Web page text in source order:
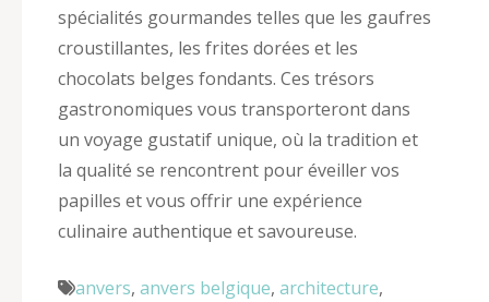
spécialités gourmandes telles que les gaufres
croustillantes, les frites dorées et les
chocolats belges fondants. Ces trésors
gastronomiques vous transporteront dans
un voyage gustatif unique, où la tradition et
la qualité se rencontrent pour éveiller vos
papilles et vous offrir une expérience
culinaire authentique et savoureuse.
anvers, anvers belgique, architecture,